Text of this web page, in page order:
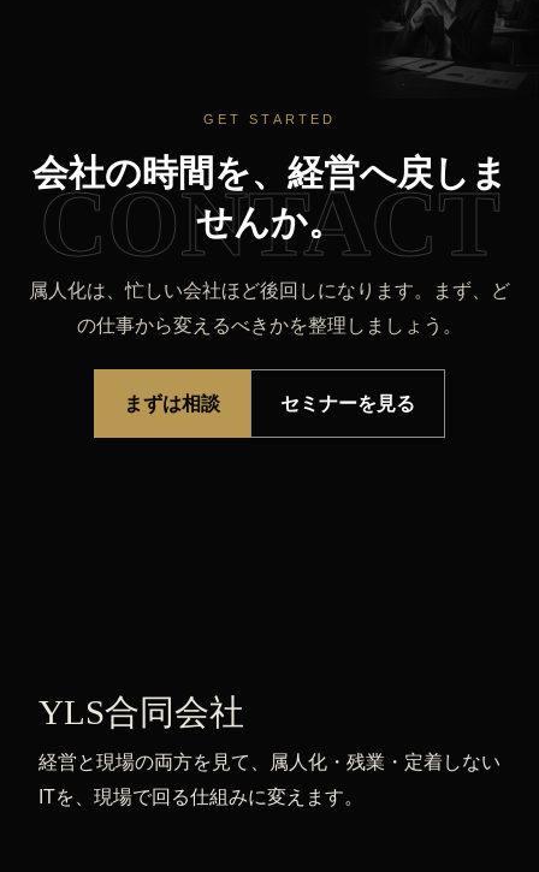
CONTACT
GET STARTED
会社の時間を、経営へ戻しま
せんか。
属人化は、忙しい会社ほど後回しになります。まず、ど
の仕事から変えるべきかを整理しましょう。
まずは相談 セミナーを見る
YLS合同会社
経営と現場の両方を見て、属人化・残業・定着しない
ITを、現場で回る仕組みに変えます。